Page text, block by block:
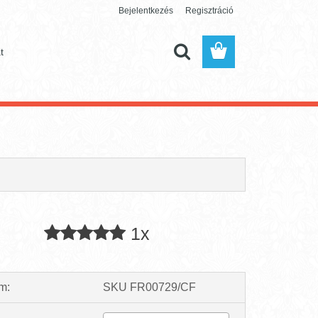
Bejelentkezés Regisztráció
1x
SKU FR00729/CF